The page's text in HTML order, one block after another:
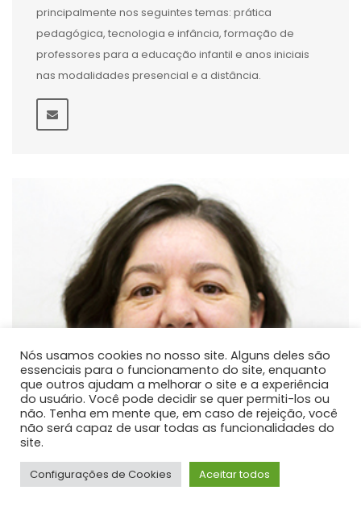
principalmente nos seguintes temas: prática
pedagógica, tecnologia e infância, formação de
professores para a educação infantil e anos iniciais
nas modalidades presencial e a distância.
Nós usamos cookies no nosso site. Alguns deles são
essenciais para o funcionamento do site, enquanto
que outros ajudam a melhorar o site e a experiência
do usuário. Você pode decidir se quer permiti-los ou
não. Tenha em mente que, em caso de rejeição, você
não será capaz de usar todas as funcionalidades do
site.
Configurações de Cookies Aceitar todos